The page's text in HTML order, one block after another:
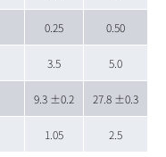
0.25 0.50
3.5 5.0
9.3 ±0.2 27.8 ±0.3
1.05 2.5